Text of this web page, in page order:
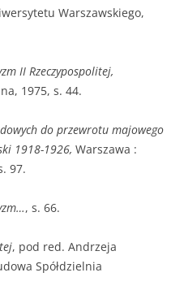
Warszawskiego,
II Rzeczypospolitej,
1975, s. 44.
do przewrotu majowego
1918-1926, Warszawa :
97.
, s. 66.
, pod red. Andrzeja
Spółdzielnia